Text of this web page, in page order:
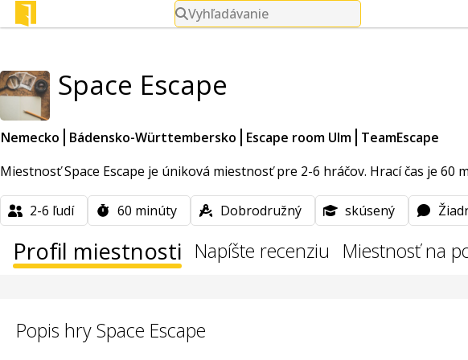
Vyhľadávanie
Space Escape
Nemecko Bádensko-Württembersko Escape room Ulm TeamEscape
Miestnosť Space Escape je úniková miestnosť pre 2-6 hráčov. Hrací čas je 60
2-6 ľudí 60 minúty Dobrodružný skúsený
Profil miestnosti Napíšte recenziu Miestnosť na
Popis hry Space Escape